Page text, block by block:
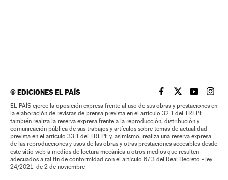
©EDICIONES EL PAÍS EL PAÍS BRASIL EN
EL PAÍSEL PAÍS
EL
EL PAÍS ejerce la oposición expresa frente al uso de sus obras y prestaciones en
la elaboración de revistas de prensa prevista en el artículo 32.1 del TRLPI;
también realiza la reserva expresa frente a la reproducción, distribución y
comunicación pública de sus trabajos y artículos sobre temas de actualidad
prevista en el artículo 33.1 del TRLPI; y, asimismo, realiza una reserva expresa
de las reproducciones y usos de las obras y otras prestaciones accesibles desde
este sitio web a medios de lectura mecánica u otros medios que resulten
adecuados a tal fin de conformidad con el artículo 67.3 del Real Decreto - ley
24/2021, de 2 de noviembre